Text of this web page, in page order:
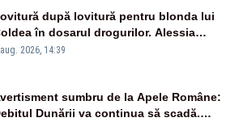
după lovitură pentru blonda lui
în dosarul drogurilor. Alessia
explică decizia magistraților
2026, 14:39
sumbru de la Apele Române:
Dunării va continua să scadă.